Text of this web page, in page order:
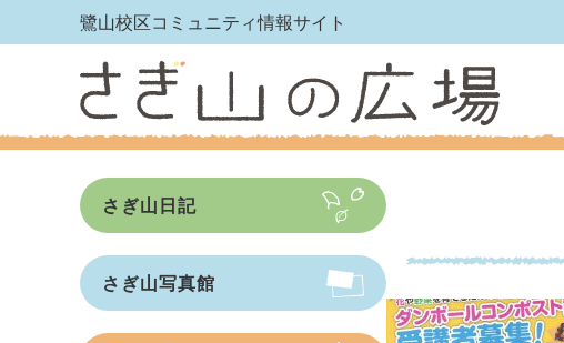
鷺山校区コミュニティ情報サイト
さぎ山日記
さぎ山写真館